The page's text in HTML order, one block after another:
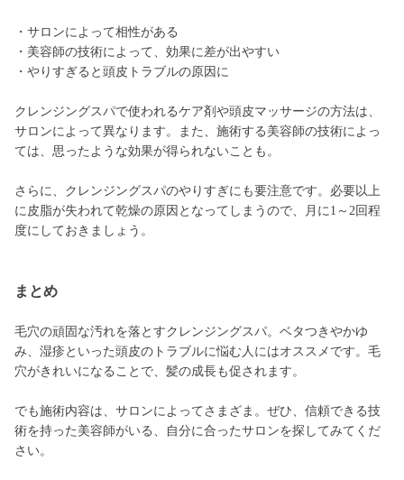
・サロンによって相性がある
・美容師の技術によって、効果に差が出やすい
・やりすぎると頭皮トラブルの原因に
クレンジングスパで使われるケア剤や頭皮マッサージの方法は、
サロンによって異なります。また、施術する美容師の技術によっ
ては、思ったような効果が得られないことも。
さらに、クレンジングスパのやりすぎにも要注意です。必要以上
に皮脂が失われて乾燥の原因となってしまうので、月に1～2回程
度にしておきましょう。
まとめ
毛穴の頑固な汚れを落とすクレンジングスパ。ベタつきやかゆ
み、湿疹といった頭皮のトラブルに悩む人にはオススメです。毛
穴がきれいになることで、髪の成長も促されます。
でも施術内容は、サロンによってさまざま。ぜひ、信頼できる技
術を持った美容師がいる、自分に合ったサロンを探してみてくだ
さい。